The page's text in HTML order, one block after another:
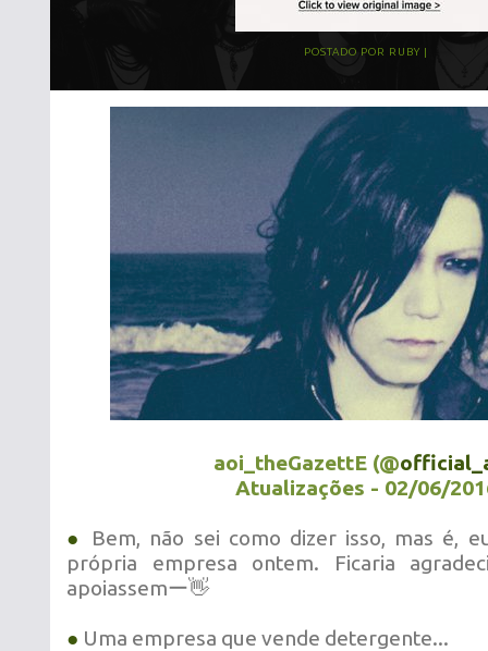
POSTADO POR RUBY
aoi_theGazettE (@
Atualizações - 02/06/
●
Bem, não sei como dizer isso, mas é,
própria empresa ontem. Ficaria
apoiassemー👋
● Uma empresa que vende detergente...